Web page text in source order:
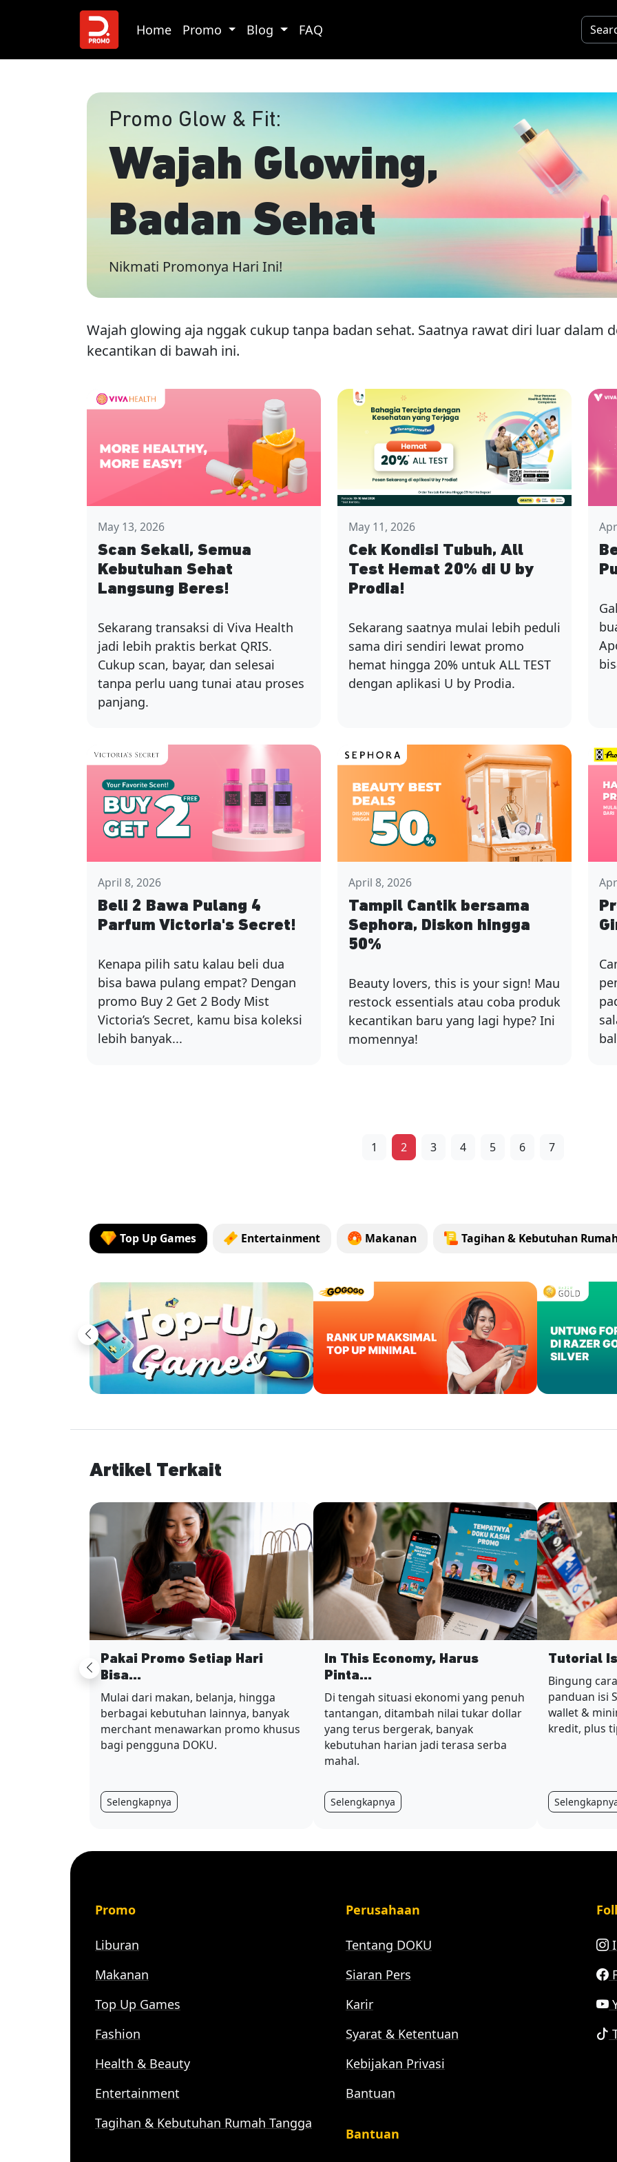
Home Promo Blog FAQ
Promo Glow & Fit:
Wajah Glowing,
Badan Sehat
Nikmati Promonya Hari Ini!
Wajah glowing aja nggak cukup tanpa badan sehat. Saatnya rawat diri luar dalam
kecantikan di bawah ini.
May 13, 2026
Scan Sekali, Semua
Kebutuhan Sehat
Langsung Beres!
Sekarang transaksi di Viva Health
jadi lebih praktis berkat QRIS.
Cukup scan, bayar, dan selesai
tanpa perlu uang tunai atau proses
panjang.
May 11, 2026
Cek Kondisi Tubuh, All
Test Hemat 20% di U by
Prodia!
Sekarang saatnya mulai lebih peduli
sama diri sendiri lewat promo
hemat hingga 20% untuk ALL TEST
dengan aplikasi U by Prodia.
April 8, 2026
Beli 2 Bawa Pulang 4
Parfum Victoria's Secret!
Kenapa pilih satu kalau beli dua
bisa bawa pulang empat? Dengan
promo Buy 2 Get 2 Body Mist
Victoria’s Secret, kamu bisa koleksi
lebih banyak...
April 8, 2026
Tampil Cantik bersama
Sephora, Diskon hingga
50%
Beauty lovers, this is your sign! Mau
restock essentials atau coba produk
kecantikan baru yang lagi hype? Ini
momennya!
1 2 3 4 5 6 7
Top Up Games Entertainment Makanan Tagihan & Kebutuhan
Previous
Artikel Terkait
Previous
Pakai Promo Setiap Hari
Bisa...
Mulai dari makan, belanja, hingga
berbagai kebutuhan lainnya, banyak
merchant menawarkan promo khusus
bagi pengguna DOKU.
Selengkapnya
In This Economy, Harus
Pinta...
Di tengah situasi ekonomi yang penuh
tantangan, ditambah nilai tukar dollar
yang terus bergerak, banyak
kebutuhan harian jadi terasa serba
mahal.
Selengkapnya
Tutorial
Bingung
panduan isi
wallet &
kredit, plus
Promo
Liburan
Makanan
Top Up Games
Fashion
Health & Beauty
Entertainment
Tagihan & Kebutuhan Rumah Tangga
Perusahaan
Tentang DOKU
Siaran Pers
Karir
Syarat & Ketentuan
Kebijakan Privasi
Bantuan
Bantuan